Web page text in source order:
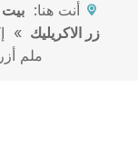
أنت هنا: بيت
زر الاكريليك »
ملم